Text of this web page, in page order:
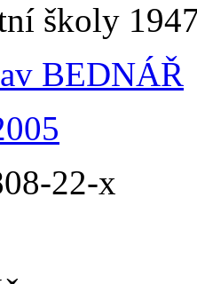
školy
BEDNÁŘ
22-x